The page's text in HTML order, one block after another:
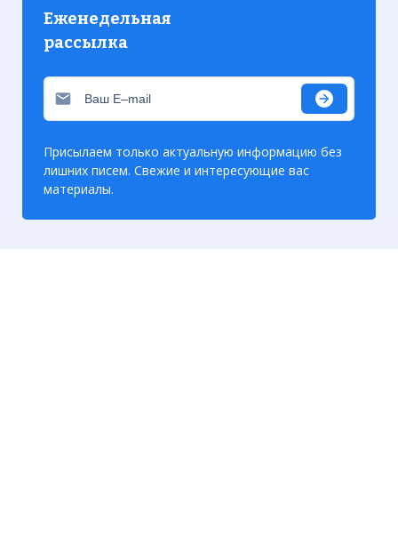
Еженедельная
рассылка
Присылаем только актуальную информацию без
лишних писем. Свежие и интересующие вас
материалы.